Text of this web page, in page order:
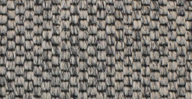
Teppich Schwarz